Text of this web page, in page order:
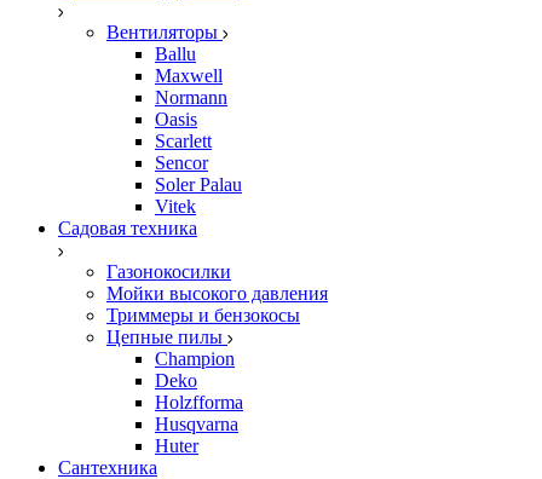
Вентиляторы
Ballu
Maxwell
Normann
Oasis
Scarlett
Sencor
Soler Palau
Vitek
Садовая техника
Газонокосилки
Мойки высокого давления
Триммеры и бензокосы
Цепные пилы
Champion
Deko
Holzfforma
Husqvarna
Huter
Сантехника